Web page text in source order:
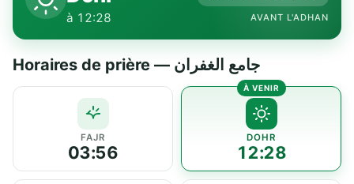
à 12:28 AVANT L'ADHAN
Horaires de prière — جامع الغفران
FAJR
03:56
DOHR
12:28